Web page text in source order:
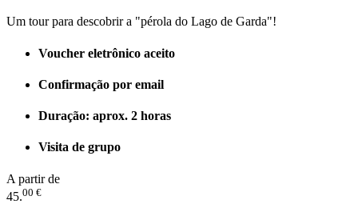
Um tour para descobrir a "pérola do Lago de Garda"!
Voucher eletrônico aceito
Confirmação por email
Duração: aprox. 2 horas
Visita de grupo
A partir de
45.00 €